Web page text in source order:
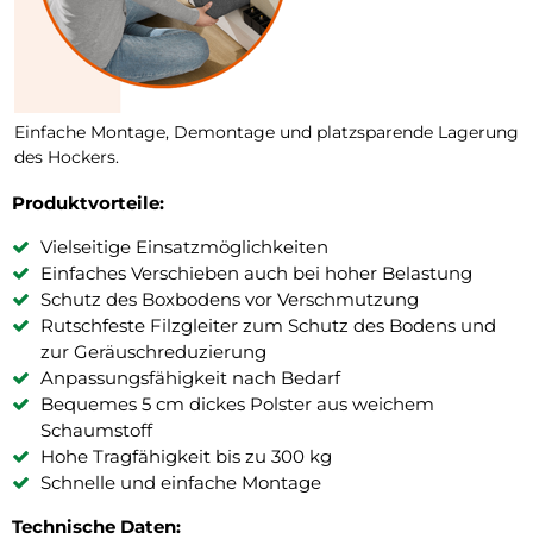
Einfache Montage, Demontage und platzsparende Lagerung
des Hockers.
Produktvorteile:
Vielseitige Einsatzmöglichkeiten
Einfaches Verschieben auch bei hoher Belastung
Schutz des Boxbodens vor Verschmutzung
Rutschfeste Filzgleiter zum Schutz des Bodens und
zur Geräuschreduzierung
Anpassungsfähigkeit nach Bedarf
Bequemes 5 cm dickes Polster aus weichem
Schaumstoff
Hohe Tragfähigkeit bis zu 300 kg
Schnelle und einfache Montage
Technische Daten: